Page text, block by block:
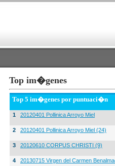
Top im�genes
Top 5 im�genes por puntuaci�n
1 20120401 Pollinica Arroyo Miel
2 20120401 Pollinica Arroyo Miel (24)
3 20120610 CORPUS CHRISTI (9)
4 20130715 Virgen del Carmen